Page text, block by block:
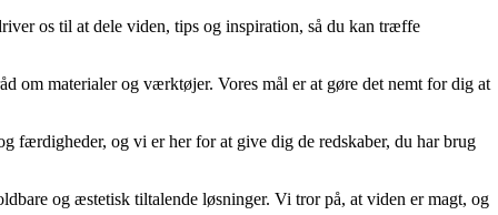
os til at dele viden, tips og inspiration, så du kan træffe
om materialer og værktøjer. Vores mål er at gøre det nemt for dig at
færdigheder, og vi er her for at give dig de redskaber, du har brug
og æstetisk tiltalende løsninger. Vi tror på, at viden er magt, og